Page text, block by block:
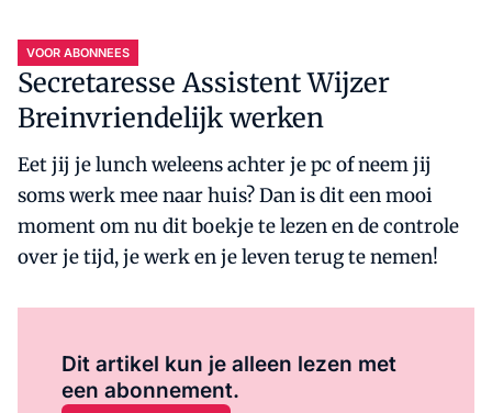
VOOR ABONNEES
Secretaresse Assistent Wijzer
Breinvriendelijk werken
Eet jij je lunch weleens achter je pc of neem jij
soms werk mee naar huis? Dan is dit een mooi
moment om nu dit boekje te lezen en de controle
over je tijd, je werk en je leven terug te nemen!
Dit artikel kun je alleen lezen met
een abonnement.